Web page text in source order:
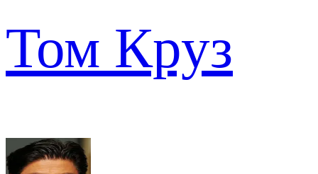
Том Круз